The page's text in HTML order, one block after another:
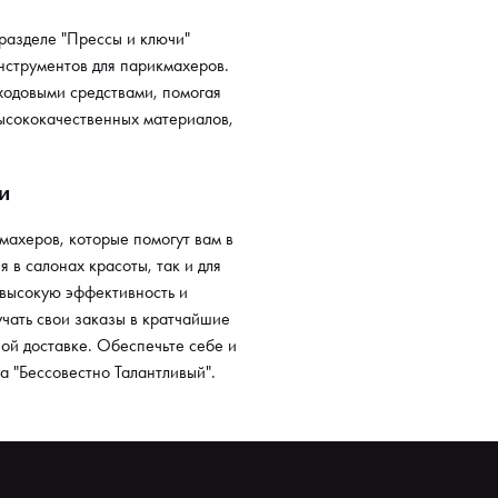
"Прессы и ключи"
для парикмахеров.
средствами, помогая
материалов,
которые помогут вам в
салонах красоты, так и для
эффективность и
свои заказы в кратчайшие
доставке. Обеспечьте себе и
Талантливый".